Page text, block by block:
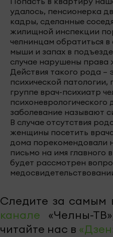
удалось, пенсионерка
кадры, сделанные
жилищной инспекции
челнинцам обратиться
мыши и запах в
случае нарушены права
Действия такого рода –
психической
группе врач-психиатр
заболевание называют
В случае отсутствия
женщины посетить
дома порекомендовали
письмо на имя
будет рассмотрен
Следите за самым
канале «Челны-
читайте нас в